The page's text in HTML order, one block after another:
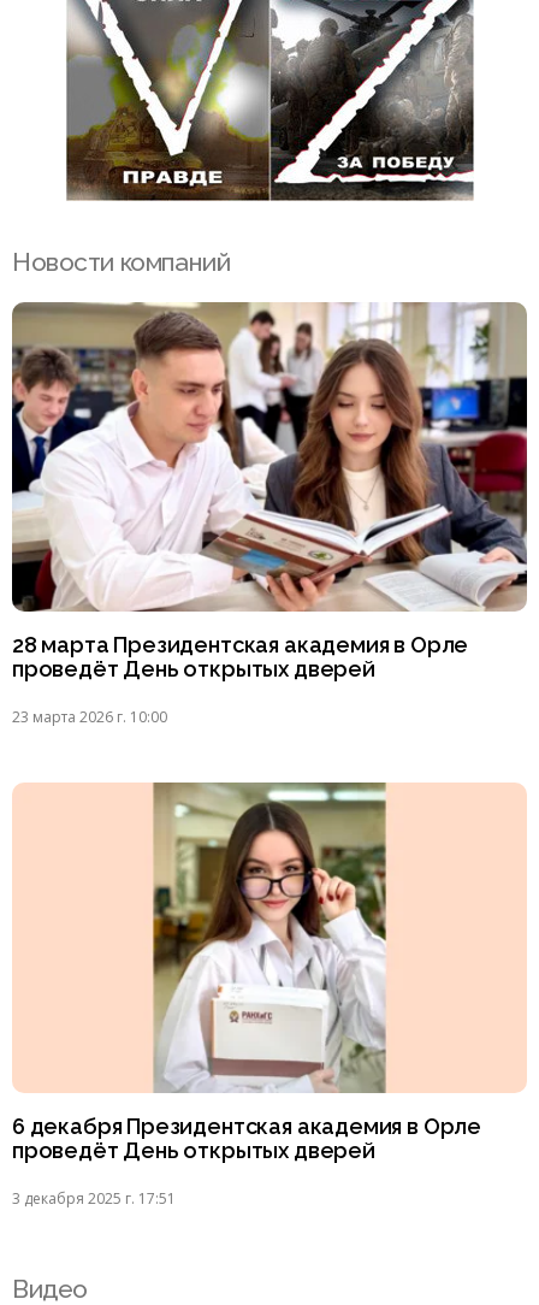
Новости компаний
28 марта Президентская академия в Орле
проведёт День открытых дверей
23 марта 2026 г. 10:00
6 декабря Президентская академия в Орле
проведёт День открытых дверей
3 декабря 2025 г. 17:51
Видео